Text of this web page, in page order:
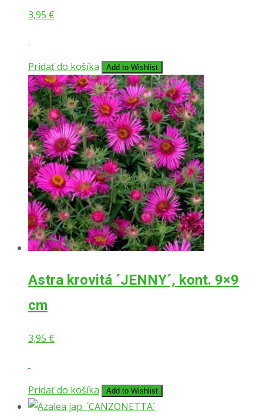
3,95 €
Pridať do košíka Add to Wishlist
Astra krovitá ´JENNY´, kont. 9×9
cm
3,95 €
Pridať do košíka Add to Wishlist